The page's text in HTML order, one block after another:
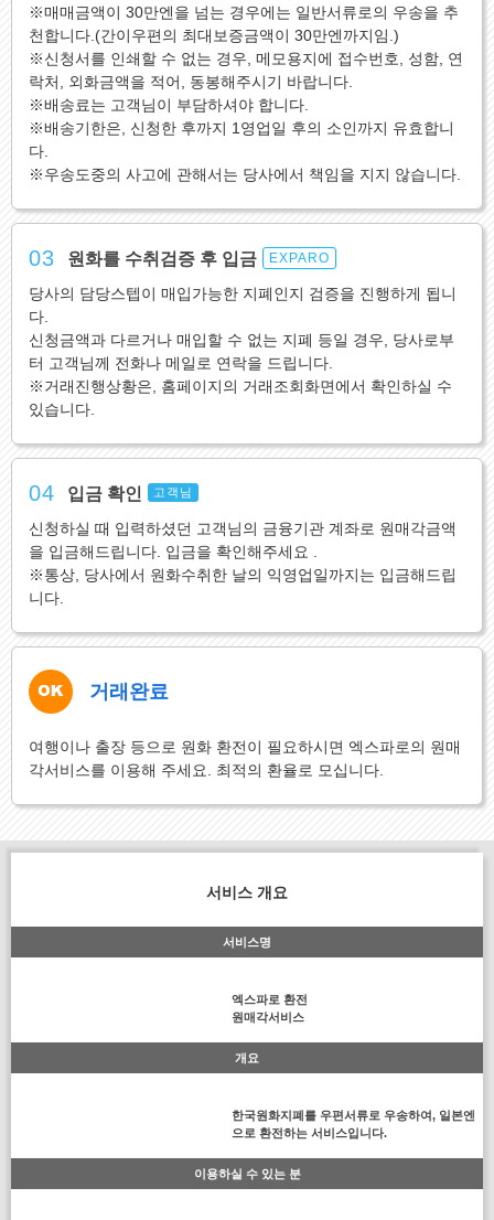
※매매금액이 30만엔을 넘는 경우에는 일반서류로의 우송을 추
천합니다.(간이우편의 최대보증금액이 30만엔까지임.)
※신청서를 인쇄할 수 없는 경우, 메모용지에 접수번호, 성함, 연
락처, 외화금액을 적어, 동봉해주시기 바랍니다.
※배송료는 고객님이 부담하셔야 합니다.
※배송기한은, 신청한 후까지 1영업일 후의 소인까지 유효합니
다.
※우송도중의 사고에 관해서는 당사에서 책임을 지지 않습니다.
03 원화를 수취검증 후 입금 EXPARO
당사의 담당스텝이 매입가능한 지폐인지 검증을 진행하게 됩니
다.
신청금액과 다르거나 매입할 수 없는 지폐 등일 경우, 당사로부
터 고객님께 전화나 메일로 연락을 드립니다.
※거래진행상황은, 홈페이지의 거래조회화면에서 확인하실 수
있습니다.
04 입금 확인 고객님
신청하실 때 입력하셨던 고객님의 금융기관 계좌로 원매각금액
을 입금해드립니다. 입금을 확인해주세요 .
※통상, 당사에서 원화수취한 날의 익영업일까지는 입금해드립
니다.
거래완료
여행이나 출장 등으로 원화 환전이 필요하시면 엑스파로의 원매
각서비스를 이용해 주세요. 최적의 환율로 모십니다.
서비스 개요
서비스명
엑스파로 환전
원매각서비스
개요
한국원화지폐를 우편서류로 우송하여, 일본엔
으로 환전하는 서비스입니다.
이용하실 수 있는 분